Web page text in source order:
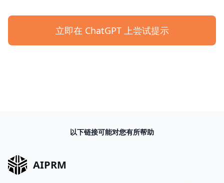
立即在 ChatGPT 上尝试提示
以下链接可能对您有所帮助
AIPRM